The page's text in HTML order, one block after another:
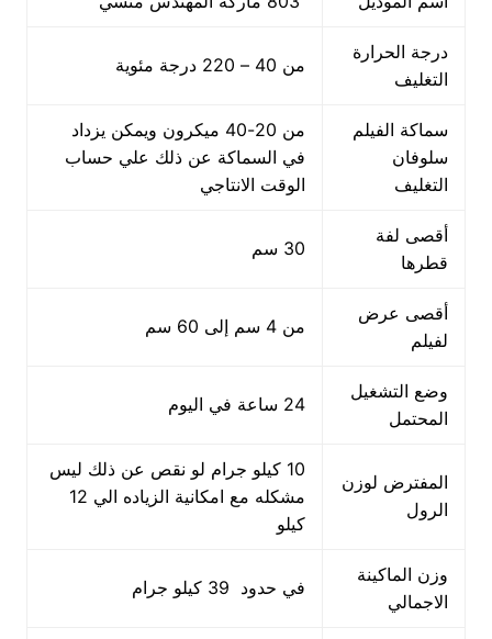
درجة الحرارة
التغليف
من 40 – 220 درجة مئوية
سماكة الفيلم
سلوفان
التغليف
من 20-40 ميكرون ويمكن يزداد
في السماكة عن ذلك علي حساب
الوقت الانتاجي
أقصى لفة
قطرها
30 سم
أقصى عرض
لفيلم
من 4 سم إلى 60 سم
وضع التشغيل
المحتمل
24 ساعة في اليوم
المفترض لوزن
الرول
10 كيلو جرام لو نقص عن ذلك ليس
مشكله مع امكانية الزياده الي 12
كيلو
وزن الماكينة
الاجمالي
في حدود 39 كيلو جرام